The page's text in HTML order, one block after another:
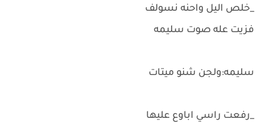
_خلص اليل واحنه نسولف
فزيت عله صوت سليمه
سليمه:ولجن شنو ميتات
_رفعت راسي اباوع عليها